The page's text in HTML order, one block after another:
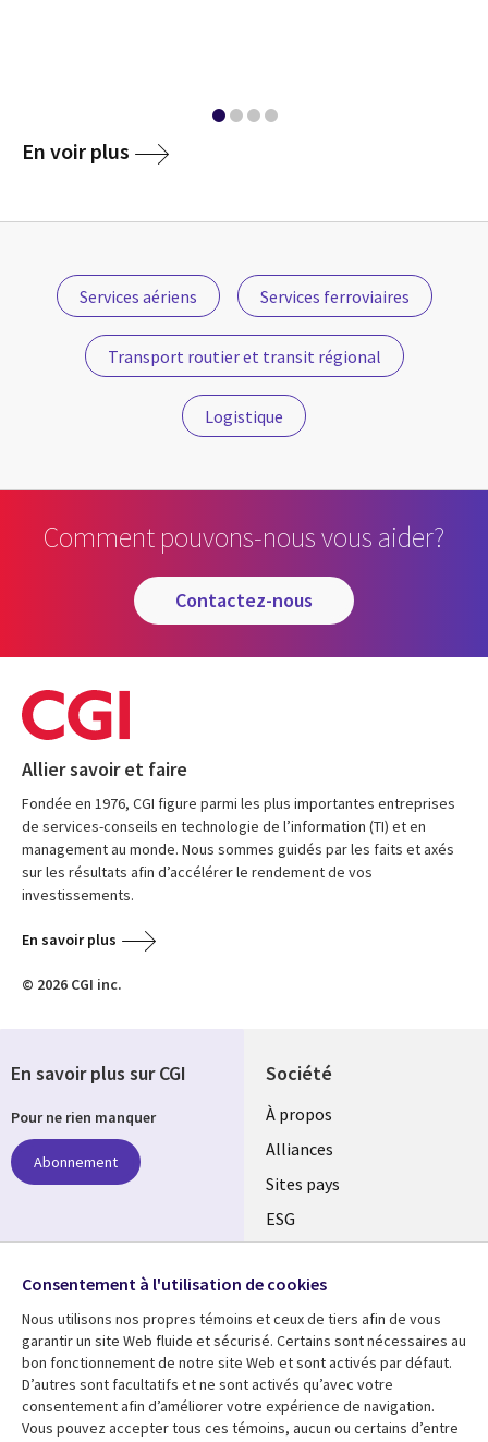
En voir plus media
Services aériens Services ferroviaires
Transport routier et transit régional
Logistique
Comment pouvons-nous vous aider?
contactez-nous
Allier savoir et faire
Fondée en 1976, CGI figure parmi les plus importantes entreprises
de services-conseils en technologie de l’information (TI) et en
management au monde. Nous sommes guidés par les faits et axés
sur les résultats afin d’accélérer le rendement de vos
investissements.
En savoir plus
© 2026 CGI inc.
Société
À propos
Alliances
Sites pays
ESG
Fusions
Salle de presse
Ressources Support
En savoir plus sur CGI
Pour ne rien manquer
Abonnement
Suivez-nous
Social
Media
Global
FR
Consentement à l'utilisation de cookies
Nous utilisons nos propres témoins et ceux de tiers afin de vous
garantir un site Web fluide et sécurisé. Certains sont nécessaires au
bon fonctionnement de notre site Web et sont activés par défaut.
D’autres sont facultatifs et ne sont activés qu’avec votre
consentement afin d’améliorer votre expérience de navigation.
Vous pouvez accepter tous ces témoins, aucun ou certains d’entre